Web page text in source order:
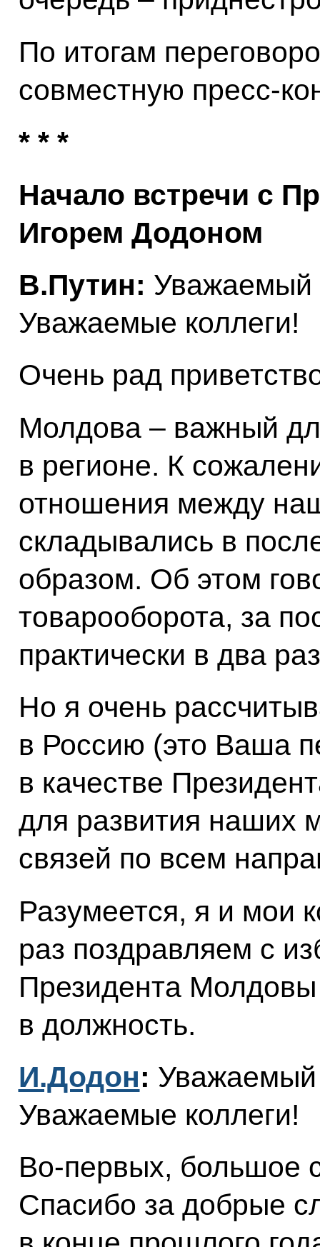
По итогам
совместную пресс-
* * *
Начало встречи с
Игорем Додоном
В.Путин: Уважаемый
Уважаемые коллеги!
Очень рад
Молдова – важный
в регионе. К
отношения между
складывались в
образом. Об этом
товарооборота, за
практически в два
Но я очень
в Россию (это Ваша
в качестве
для развития наших
связей по всем
Разумеется, я и мои
раз поздравляем с
Президента
в должность.
И.Додон:
Уважаемые коллеги!
Во-первых, большое
Спасибо за добрые